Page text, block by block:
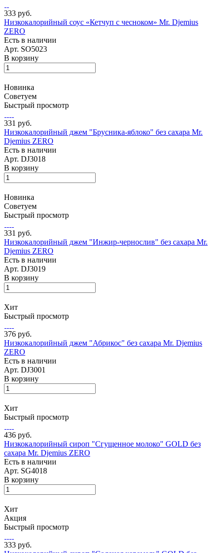
333 руб.
Низкокалорийный соус «Кетчуп с чесноком» Mr. Djemius
ZERO
Есть в наличии
Арт. SO5023
В корзину
Новинка
Советуем
Быстрый просмотр
331 руб.
Низкокалорийный джем "Брусника-яблоко" без сахара Mr.
Djemius ZERO
Есть в наличии
Арт. DJ3018
В корзину
Новинка
Советуем
Быстрый просмотр
331 руб.
Низкокалорийный джем "Инжир-чернослив" без сахара Mr.
Djemius ZERO
Есть в наличии
Арт. DJ3019
В корзину
Хит
Быстрый просмотр
376 руб.
Низкокалорийный джем "Абрикос" без сахара Mr. Djemius
ZERO
Есть в наличии
Арт. DJ3001
В корзину
Хит
Быстрый просмотр
436 руб.
Низкокалорийный сироп "Сгущенное молоко" GOLD без
сахара Mr. Djemius ZERO
Есть в наличии
Арт. SG4018
В корзину
Хит
Акция
Быстрый просмотр
333 руб.